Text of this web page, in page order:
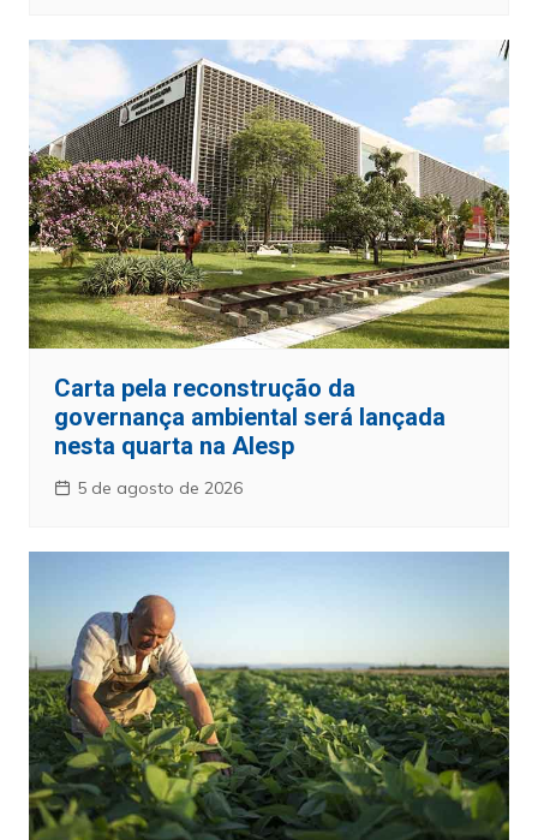
Carta pela reconstrução da
governança ambiental será lançada
nesta quarta na Alesp
5 de agosto de 2026